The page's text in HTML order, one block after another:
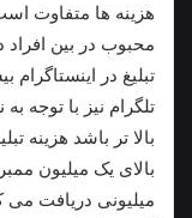
هزینه ها متفاوت
محبوب در بین افراد
تبلیغ در اینستاگرام
تلگرام نیز با توجه
بالا تر باشد هزینه
بالای یک میلیون
میلیونی دریافت می